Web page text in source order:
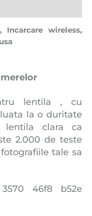
Incarcare wireless,
lentila , cu
la o duritate
lentila clara ca
2.000 de teste
tale sa